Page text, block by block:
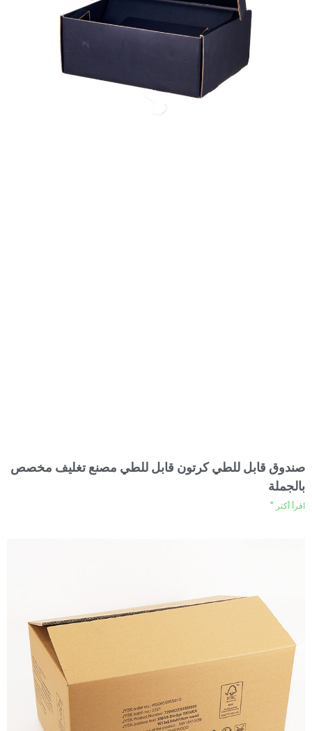
صندوق قابل للطي كرتون قابل للطي مصنع تغليف مخصص
بالجملة
اقرأ أكثر "